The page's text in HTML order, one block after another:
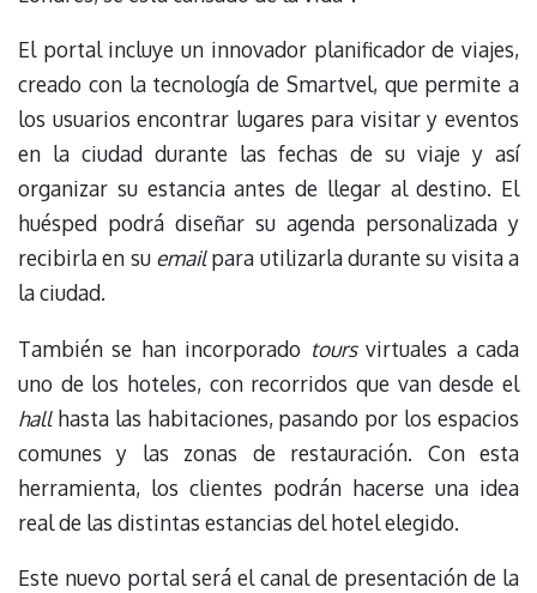
El portal incluye un innovador planificador de viajes,
creado con la tecnología de Smartvel, que permite a
los usuarios encontrar lugares para visitar y eventos
en la ciudad durante las fechas de su viaje y así
organizar su estancia antes de llegar al destino. El
huésped podrá diseñar su agenda personalizada y
recibirla en suemailpara utilizarla durante su visita a
la ciudad.
También se han incorporado toursvirtuales a cada
uno de los hoteles, con recorridos que van desde el
hallhasta las habitaciones, pasando por los espacios
comunes y las zonas de restauración. Con esta
herramienta, los clientes podrán hacerse una idea
real de las distintas estancias del hotel elegido.
Este nuevo portal será el canal de presentación de la